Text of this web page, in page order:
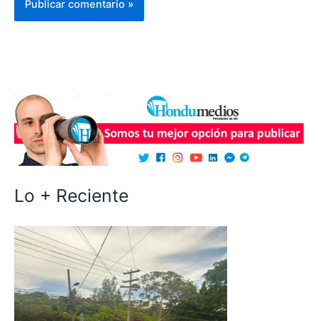
Lo + Reciente